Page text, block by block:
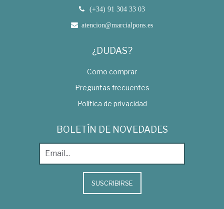
(+34) 91 304 33 03
atencion@marcialpons.es
¿DUDAS?
Como comprar
Preguntas frecuentes
Política de privacidad
BOLETÍN DE NOVEDADES
SUSCRIBIRSE